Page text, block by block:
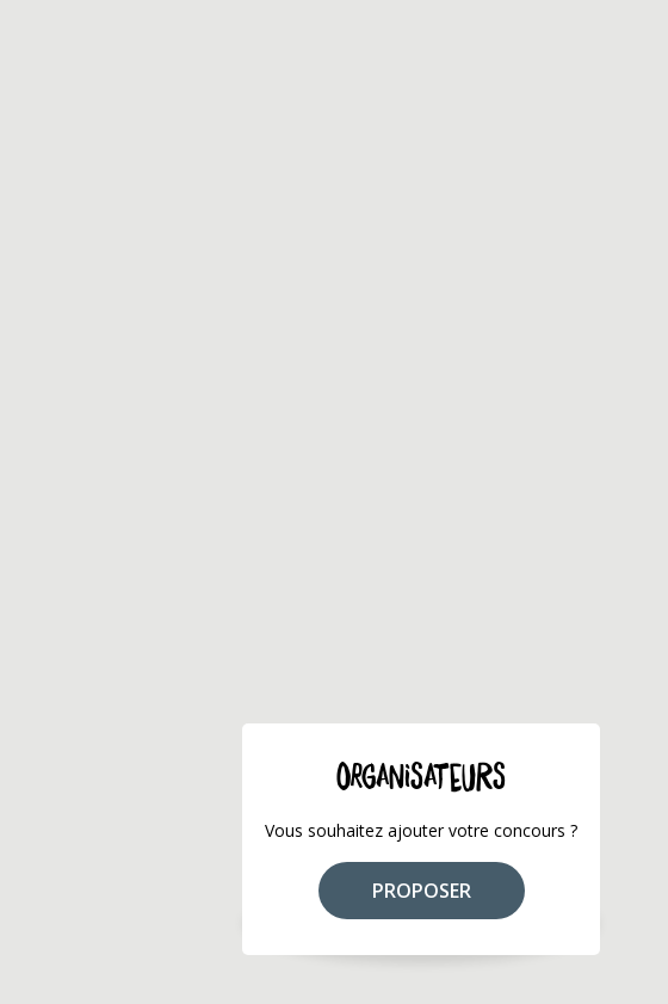
ORGANISATEURS
Vous souhaitez ajouter votre concours ?
PROPOSER